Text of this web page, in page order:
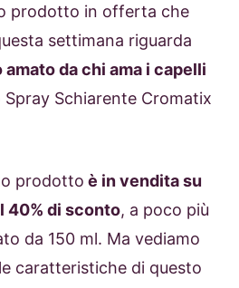
prodotto in offerta che
settimana riguarda
amato da chi ama i capelli
Spray Schiarente Cromatix
prodotto è in vendita su
40% di sconto, a poco più
da 150 ml. Ma vediamo
caratteristiche di questo